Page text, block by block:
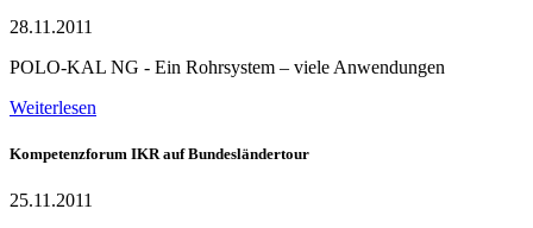
28.11.2011
POLO-KAL NG - Ein Rohrsystem – viele Anwendungen
Weiterlesen
Kompetenzforum IKR auf Bundesländertour
25.11.2011